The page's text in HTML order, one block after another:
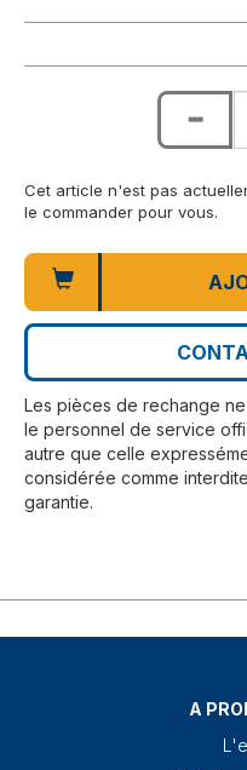
Cet article n'est pas
le commander pour vous.
Les pièces de rechange
le personnel de service
autre que celle
considérée comme
garantie.
A